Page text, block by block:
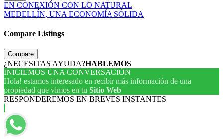
EN CONEXIÓN CON LO NATURAL
MEDELLÍN, UNA ECONOMÍA SÓLIDA
Compare Listings
Compare
¿NECESITAS AYUDA?HABLEMOS
INICIEMOS UNA CONVERSACIÓN
Hola! estamos interesado en recibir más información de una
propiedad que vimos en tu Sitio Web
RESPONDEREMOS EN BREVES INSTANTES